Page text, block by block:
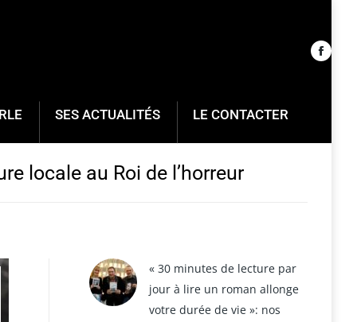
SES ACTUALITÉS LE CONTACTER
locale au Roi de l’horreur
« 30 minutes de lecture par
jour à lire un roman allonge
votre durée de vie »: nos